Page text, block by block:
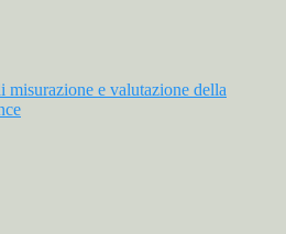
misurazione e valutazione della